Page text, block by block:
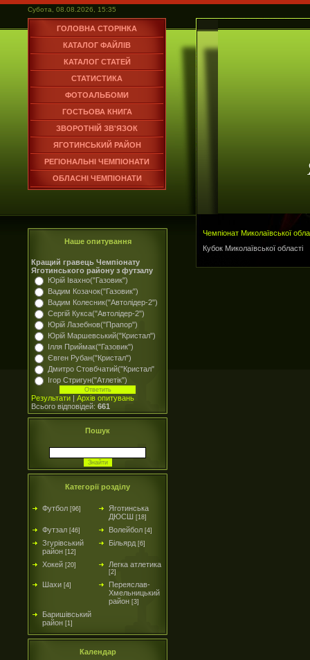
Субота, 08.08.2026, 15:35
ГОЛОВНА СТОРІНКА
КАТАЛОГ ФАЙЛІВ
КАТАЛОГ СТАТЕЙ
СТАТИСТИКА
ФОТОАЛЬБОМИ
ГОСТЬОВА КНИГА
ЗВОРОТНІЙ ЗВ'ЯЗОК
ЯГОТИНСЬКИЙ РАЙОН
РЕГІОНАЛЬНІ ЧЕМПІОНАТИ
ОБЛАСНІ ЧЕМПІОНАТИ
Наше опитування
Кращий гравець Чемпіонату
Яготинського району з футзалу
Юрій Івахно("Газовик")
Вадим Козачок("Газовик")
Вадим Колесник("Автолідер-2")
Сергій Кукса("Автолідер-2")
Юрій Лазебнов("Прапор")
Юрій Маршевський("Кристал")
Ілля Приймак("Газовик")
Євген Рубан("Кристал")
Дмитро Стовбчатий("Кристал"
Ігор Стригун("Атлетік")
Результати | Архів опитувань
Всього відповідей: 661
Пошук
Категорії розділу
Футбол [96]
Яготинська
ДЮСШ [18]
Футзал [46] Волейбол [4]
Згурівський
район [12]
Більярд [6]
Хокей [20] Легка атлетика
[2]
Шахи [4]
Переяслав-
Хмельницький
район [3]
Баришівський
район [1]
Календар
Чемпіонат Миколаївської
Кубок Миколаївської області